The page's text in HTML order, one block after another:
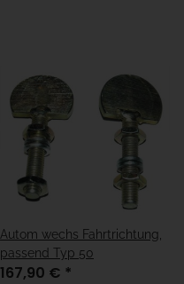
Autom wechs Fahrtrichtung,
passend Typ 50
167,90 € *